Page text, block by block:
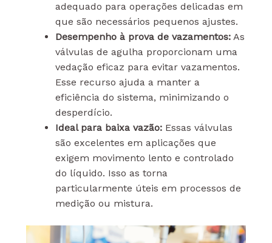
adequado para operações delicadas em
que são necessários pequenos ajustes.
Desempenho à prova de vazamentos:As
válvulas de agulha proporcionam uma
vedação eficaz para evitar vazamentos.
Esse recurso ajuda a manter a
eficiência do sistema, minimizando o
desperdício.
Ideal para baixa vazão:Essas válvulas
são excelentes em aplicações que
exigem movimento lento e controlado
do líquido. Isso as torna
particularmente úteis em processos de
medição ou mistura.